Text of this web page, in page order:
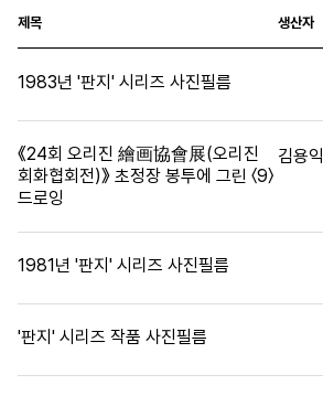
제목 생산자
1983년 '판지' 시리즈 사진필름
《24회 오리진 繪画協會展(오리진
회화협회전)》 초정장 봉투에 그린 〈9〉
드로잉
김용익
1981년 '판지' 시리즈 사진필름
'판지' 시리즈 작품 사진필름